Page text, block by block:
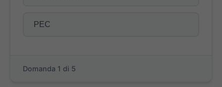
PEC
Domanda 1 di 5